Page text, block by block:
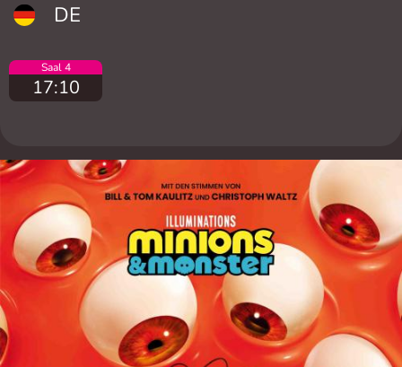
DE
Saal 4
17:10